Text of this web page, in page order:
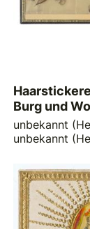
Burg und
unbekannt
unbekannt